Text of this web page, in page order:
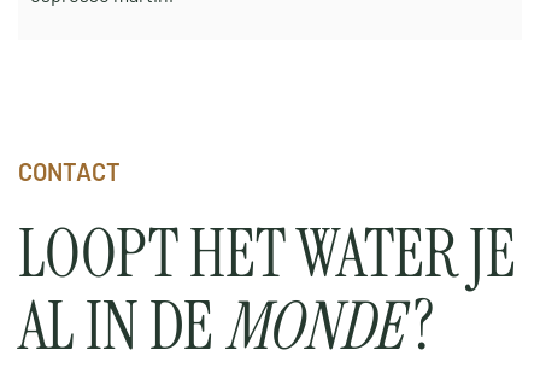
CONTACT
LOOPT HET WATER JE
AL IN DEMONDE?